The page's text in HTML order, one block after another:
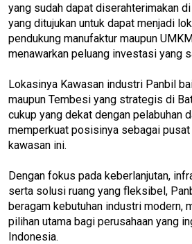
yang sudah dapat diserahterimakan
yang ditujukan untuk dapat menjadi
pendukung manufaktur maupun
menawarkan peluang investasi yang
Lokasinya Kawasan industri Panbil
maupun Tembesi yang strategis di
cukup yang dekat dengan pelabuhan
memperkuat posisinya sebagai
kawasan ini.
Dengan fokus pada keberlanjutan,
serta solusi ruang yang fleksibel,
beragam kebutuhan industri modern,
pilihan utama bagi perusahaan yang
Indonesia.